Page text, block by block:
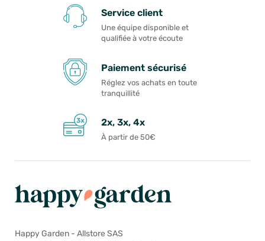
Service client
Une équipe disponible et
qualifiée à votre écoute
Paiement sécurisé
Réglez vos achats en toute
tranquillité
2x, 3x, 4x
À partir de 50€
Happy Garden - Allstore SAS